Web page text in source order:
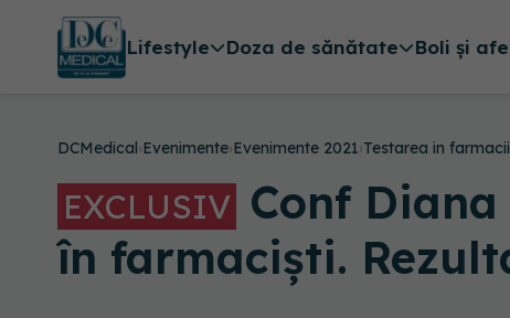
Lifestyle Doza de sănătate Boli și
DCMedical›Evenimente›Evenimente 2021›Testarea in farmacii
EXCLUSIV Conf
în farmaciști.